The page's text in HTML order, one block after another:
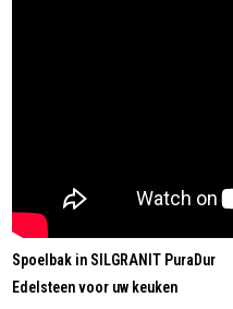
Spoelbak in SILGRANIT PuraDur
Edelsteen voor uw keuken